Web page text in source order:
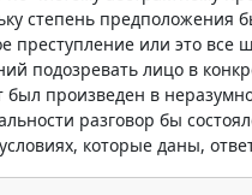
степень предположения
преступление или это
подозревать лицо в
был произведен в
разговор бы
которые даны,